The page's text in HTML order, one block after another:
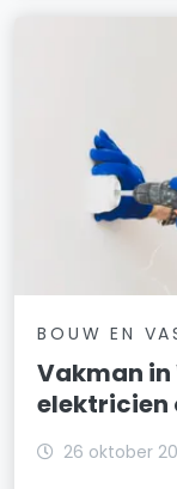
BOUW EN
Vakman in
elektricien
26 oktober